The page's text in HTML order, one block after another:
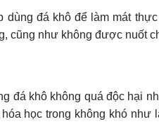
đá khô để làm mát
cũng như không được nuốt
đá khô không quá độc hại
học trong không khó như